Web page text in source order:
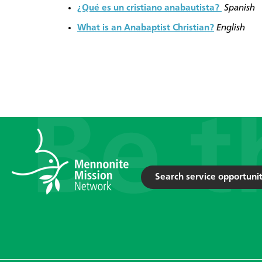
¿Qué es un cristiano anabautista? Spanish
What is an Anabaptist Christian? English
Search service